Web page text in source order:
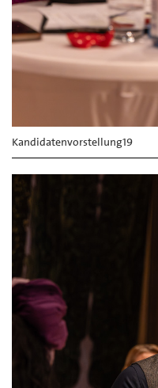
Kandidatenvorstellung19